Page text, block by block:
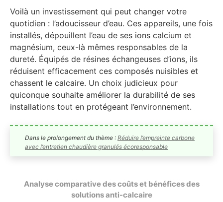
Voilà un investissement qui peut changer votre
quotidien : l’adoucisseur d’eau. Ces appareils, une fois
installés, dépouillent l’eau de ses ions calcium et
magnésium, ceux-là mêmes responsables de la
dureté. Équipés de résines échangeuses d’ions, ils
réduisent efficacement ces composés nuisibles et
chassent le calcaire. Un choix judicieux pour
quiconque souhaite améliorer la durabilité de ses
installations tout en protégeant l’environnement.
Dans le prolongement du thème : Réduire l’empreinte carbone
avec l’entretien chaudière granulés écoresponsable
Analyse comparative des coûts et bénéfices des
solutions anti-calcaire